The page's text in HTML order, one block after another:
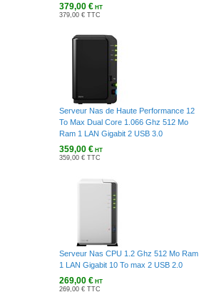
379,00 €HT
379,00 € TTC
Serveur Nas de Haute Performance 12
To Max Dual Core 1.066 Ghz 512 Mo
Ram 1 LAN Gigabit 2 USB 3.0
359,00 €HT
359,00 € TTC
Serveur Nas CPU 1.2 Ghz 512 Mo Ram
1 LAN Gigabit 10 To max 2 USB 2.0
269,00 €HT
269,00 € TTC